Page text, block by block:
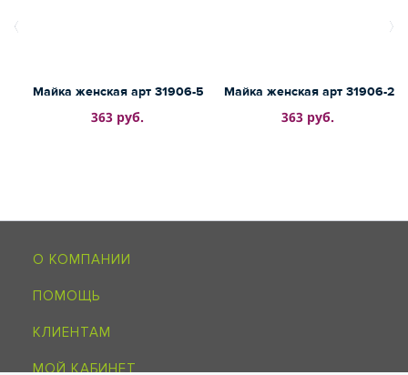
Майка женская арт 31906-5
363 руб.
Майка женская арт 31906-2
363 руб.
О КОМПАНИИ
ПОМОЩЬ
КЛИЕНТАМ
МОЙ КАБИНЕТ